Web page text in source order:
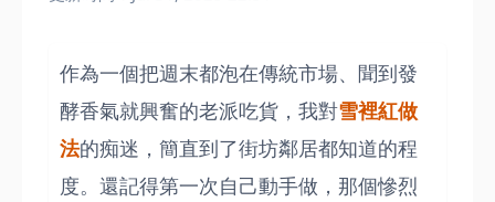
作為一個把週末都泡在傳統市場、聞到發
酵香氣就興奮的老派吃貨，我對雪裡紅做
法的痴迷，簡直到了街坊鄰居都知道的程
度。還記得第一次自己動手做，那個慘烈